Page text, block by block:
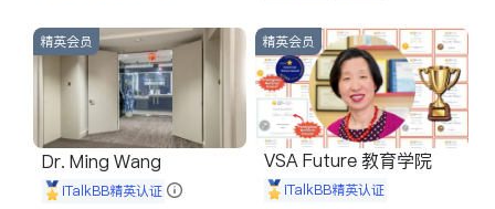
商铺租售
开发商建商
精英会员
Dr. Ming Wang
iTalkBB精英认证
精英会员
VSA Future 教育学院
iTalkBB精英认证